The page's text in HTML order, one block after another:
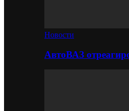
Новости
АвтоВАЗ